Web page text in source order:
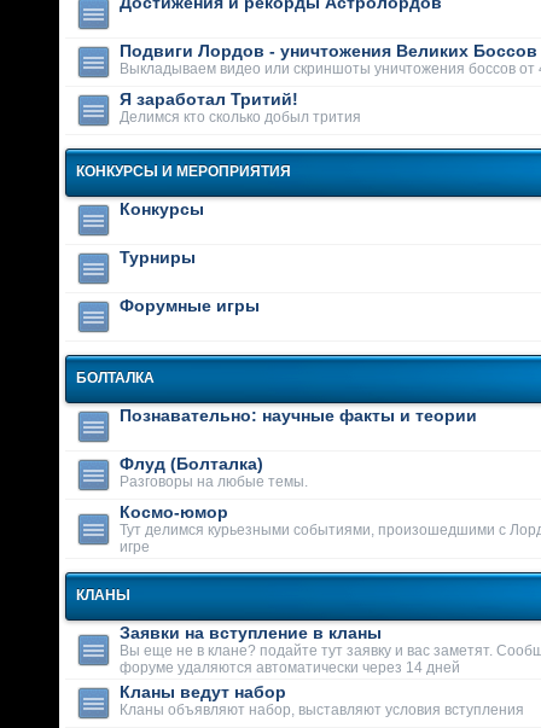
Подвиги Лордов - уничтожения Великих Боссов
Выкладываем видео или скриншоты уничтожения боссов от
Я заработал Тритий!
Делимся кто сколько добыл трития
КОНКУРСЫ И МЕРОПРИЯТИЯ
Конкурсы
Турниры
Форумные игры
БОЛТАЛКА
Познавательно: научные факты и теории
Флуд (Болталка)
Разговоры на любые темы.
Космо-юмор
Тут делимся курьезными событиями, произошедшими с
игре
КЛАНЫ
Заявки на вступление в кланы
Вы еще не в клане? подайте тут заявку и вас заметят.
форуме удаляются автоматически через 14 дней
Кланы ведут набор
Кланы объявляют набор, выставляют условия вступления